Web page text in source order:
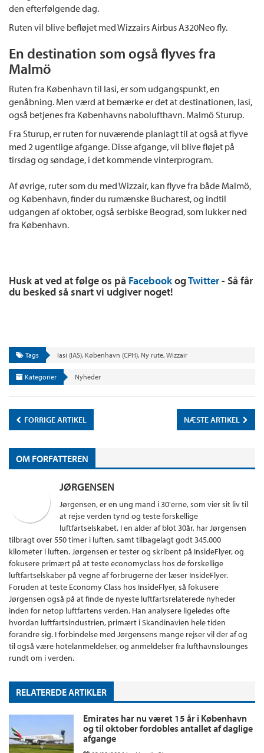
den efterfølgende dag.
Ruten vil blive befløjet med Wizzairs Airbus A320Neo fly.
En destination som også flyves fra
Malmö
Ruten fra København til Iasi, er som udgangspunkt, en
genåbning. Men værd at bemærke er det at destinationen, Iasi,
også betjenes fra Københavns nabolufthavn. Malmö Sturup.
Fra Sturup, er ruten for nuværende planlagt til at også at flyve
med 2 ugentlige afgange. Disse afgange, vil blive fløjet på
tirsdag og søndage, i det kommende vinterprogram.
Af øvrige, ruter som du med Wizzair, kan flyve fra både Malmö,
og København, finder du rumænske Bucharest, og indtil
udgangen af oktober, også serbiske Beograd, som lukker ned
fra København.
Husk at ved at følge os på FacebookogTwitter- Så får
du besked så snart vi udgiver noget!
Tags Iasi (IAS), København (CPH), Ny rute, Wizzair
Kategorier Nyheder
FORRIGE ARTIKEL NÆSTE ARTIKEL
OM FORFATTEREN
JØRGENSEN
Jørgensen, er en ung mand i 30'erne, som vier sit liv til
at rejse verden tynd og teste forskellige
luftfartselskabet. I en alder af blot 30år, har Jørgensen
tilbragt over 550 timer i luften, samt tilbagelagt godt 345.000
kilometer i luften. Jørgensen er tester og skribent på InsideFlyer, og
fokusere primært på at teste economyclass hos de forskellige
luftfartselskaber på vegne af forbrugerne der læser InsideFlyer.
Foruden at teste Economy Class hos InsideFlyer, så fokusere
Jørgensen også på at finde de nyeste luftfartsrelaterede nyheder
inden for netop luftfartens verden. Han analysere ligeledes ofte
hvordan luftfartsindustrien, primært i Skandinavien hele tiden
forandre sig. I forbindelse med Jørgensens mange rejser vil der af og
til også være hotelanmeldelser, og anmeldelser fra lufthavnslounges
rundt om i verden.
RELATEREDE ARTIKLER
Emirates har nu været 15 år i København
og til oktober fordobles antallet af daglige
afgange